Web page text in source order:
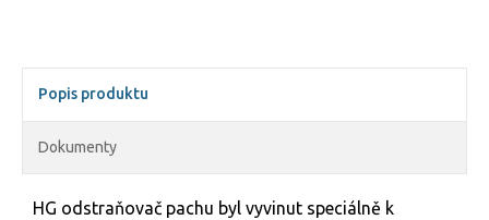
Popis produktu
Dokumenty
HG odstraňovač pachu byl vyvinut speciálně k